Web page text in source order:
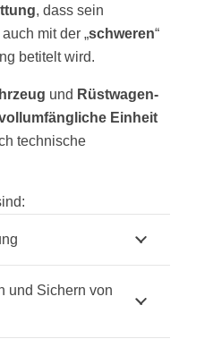
, dass sein
mit der „schweren“
betitelt wird.
und Rüstwagen-
Einheit
technische
und Sichern von